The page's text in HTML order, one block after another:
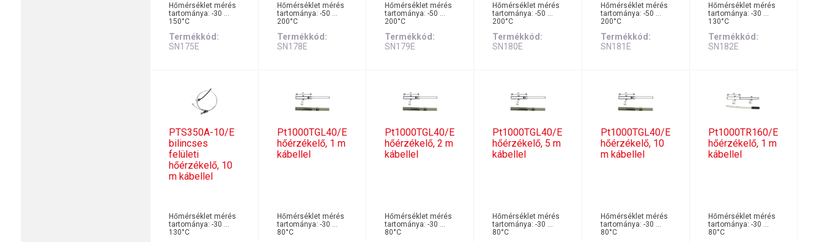
Hőmérséklet mérés
tartománya: -30 …
150°C
Termékkód
SN175E
Hőmérséklet mérés
tartománya: -50 …
200°C
Termékkód
SN178E
Hőmérséklet mérés
tartománya: -50 …
200°C
Termékkód
SN179E
Hőmérséklet mérés
tartománya: -50 …
200°C
Termékkód
SN180E
Hőmérséklet mérés
tartománya: -50 …
200°C
Termékkód
SN181E
Hőmérséklet mérés
tartománya: -30 …
130°C
Termékkód
SN182E
PTS350A-10/E
bilincses
felületi
hőérzékelő, 10
m kábellel
Hőmérséklet mérés
tartománya: -30 …
130°C
Pt1000TGL40/E
hőérzékelő, 1 m
kábellel
Hőmérséklet mérés
tartománya: -30 …
80°C
Pt1000TGL40/E
hőérzékelő, 2 m
kábellel
Hőmérséklet mérés
tartománya: -30 …
80°C
Pt1000TGL40/E
hőérzékelő, 5 m
kábellel
Hőmérséklet mérés
tartománya: -30 …
80°C
Pt1000TGL40/E
hőérzékelő, 10
m kábellel
Hőmérséklet mérés
tartománya: -30 …
80°C
Pt1000TR160/E
hőérzékelő, 1 m
kábellel
Hőmérséklet mérés
tartománya: -30 …
80°C